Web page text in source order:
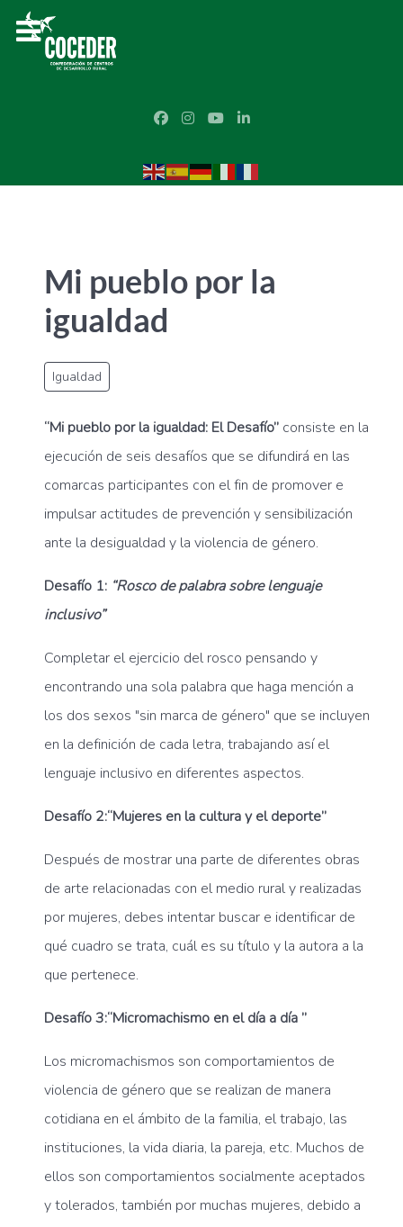
Mi pueblo por la
igualdad
Igualdad
“Mi pueblo por la igualdad: El Desafío” consiste en la
ejecución de seis desafíos que se difundirá en las
comarcas participantes con el fin de promover e
impulsar actitudes de prevención y sensibilización
ante la desigualdad y la violencia de género.
Desafío 1: “Rosco de palabra sobre lenguaje
inclusivo”
Completar el ejercicio del rosco pensando y
encontrando una sola palabra que haga mención a
los dos sexos "sin marca de género" que se incluyen
en la definición de cada letra, trabajando así el
lenguaje inclusivo en diferentes aspectos.
Desafío 2:“Mujeres en la cultura y el deporte”
Después de mostrar una parte de diferentes obras
de arte relacionadas con el medio rural y realizadas
por mujeres, debes intentar buscar e identificar de
qué cuadro se trata, cuál es su título y la autora a la
que pertenece.
Desafío 3:“Micromachismo en el día a día ”
Los micromachismos son comportamientos de
violencia de género que se realizan de manera
cotidiana en el ámbito de la familia, el trabajo, las
instituciones, la vida diaria, la pareja, etc. Muchos de
ellos son comportamientos socialmente aceptados
y tolerados, también por muchas mujeres, debido a